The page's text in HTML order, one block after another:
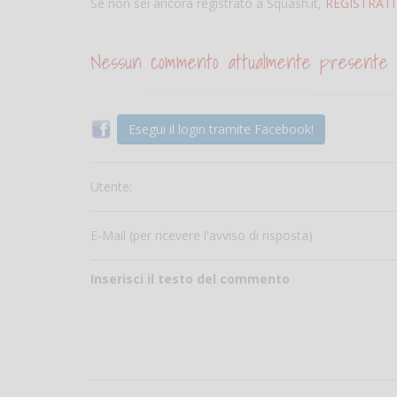
Nessun commento attualmente presente
Esegui il login tramite Facebook!
Utente:
E-Mail (per ricevere l'avviso di risposta)
Inserisci il testo del commento